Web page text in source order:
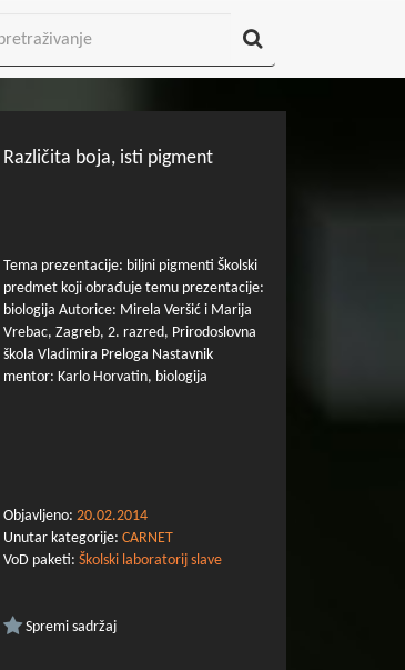
Različita boja, isti pigment
Tema prezentacije: biljni pigmenti Školski
predmet koji obrađuje temu prezentacije:
biologija Autorice: Mirela Veršić i Marija
Vrebac, Zagreb, 2. razred, Prirodoslovna
škola Vladimira Preloga Nastavnik
mentor: Karlo Horvatin, biologija
Objavljeno: 20.02.2014
Unutar kategorije: CARNET
VoD paketi: Školski laboratorij slave
Spremi sadržaj